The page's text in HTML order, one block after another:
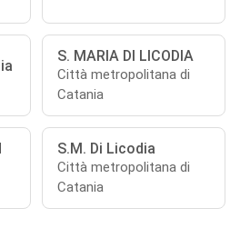
S. MARIA DI LICODIA
Città metropolitana di
Catania
S.M. Di Licodia
Città metropolitana di
Catania